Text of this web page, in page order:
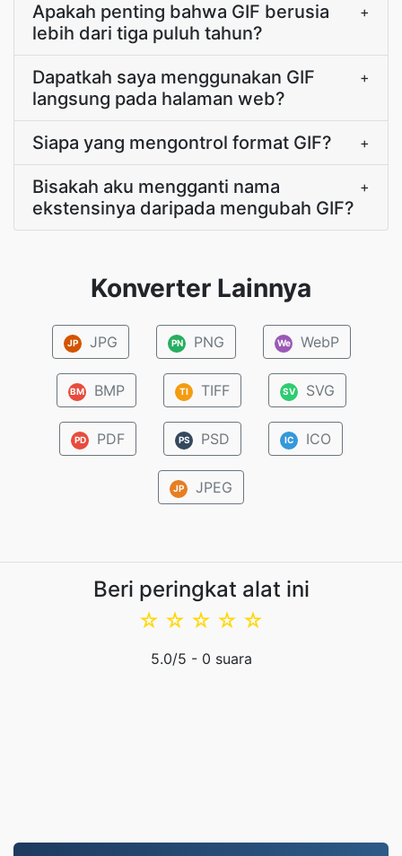
Apakah penting bahwa GIF berusia
lebih dari tiga puluh tahun?
+
Dapatkah saya menggunakan GIF
langsung pada halaman web?
+
Siapa yang mengontrol format GIF? +
Bisakah aku mengganti nama
ekstensinya daripada mengubah GIF?
+
Konverter Lainnya
JP JPG PN PNG We WebP
BM BMP TI TIFF SV SVG
PD PDF PS PSD IC ICO
JP JPEG
Beri peringkat alat ini
☆
☆
☆
☆
☆
5.0/5 - 0 suara